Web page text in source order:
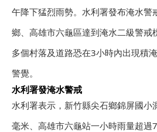
午降下猛烈雨勢。水利署發布淹水警
鄉、高雄市六龜區達到淹水二級警戒
多個村落及道路恐在3小時內出現積
警覺。
水利署發淹水警戒
水利署表示，新竹縣尖石鄉錦屏國小
毫米、高雄市六龜站一小時雨量超過